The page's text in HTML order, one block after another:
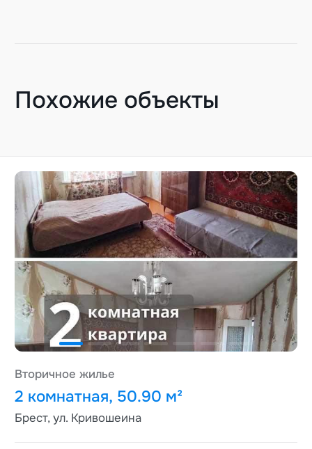
Похожие объекты
Вторичное жилье
2 комнатная, 50.90 м²
Брест, ул. Кривошеина